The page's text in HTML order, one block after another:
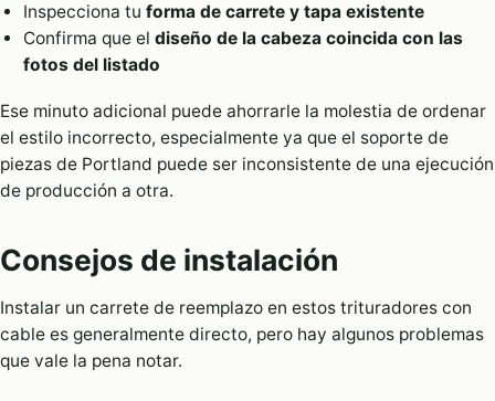
Inspecciona tu forma de carrete y tapa existente
Confirma que el diseño de la cabeza coincida con las
fotos del listado
Ese minuto adicional puede ahorrarle la molestia de ordenar
el estilo incorrecto, especialmente ya que el soporte de
piezas de Portland puede ser inconsistente de una ejecución
de producción a otra.
Consejos de instalación
Instalar un carrete de reemplazo en estos trituradores con
cable es generalmente directo, pero hay algunos problemas
que vale la pena notar.